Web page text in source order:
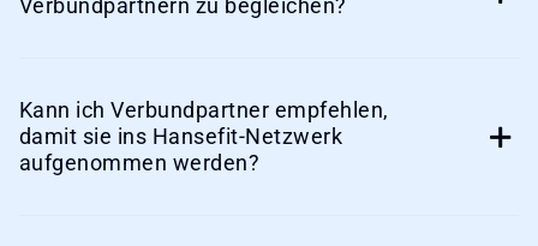
Verbundpartnern zu begleichen?
Kann ich Verbundpartner empfehlen,
damit sie ins Hansefit-Netzwerk
aufgenommen werden?